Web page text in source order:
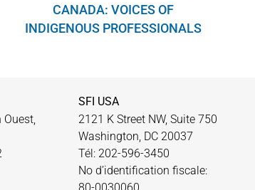
CANADA: VOICES OF
INDIGENOUS PROFESSIONALS
Ouest,
SFI USA
2121 K Street NW, Suite 750
Washington, DC 20037
Tél: 202-596-3450
No d’identification fiscale: